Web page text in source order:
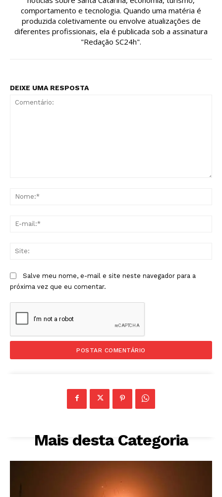
comportamento e tecnologia. Quando uma matéria é
produzida coletivamente ou envolve atualizações de
diferentes profissionais, ela é publicada sob a assinatura
"Redação SC24h".
DEIXE UMA RESPOSTA
Salve meu nome, e-mail e site neste navegador para a
próxima vez que eu comentar.
Mais desta Categoria